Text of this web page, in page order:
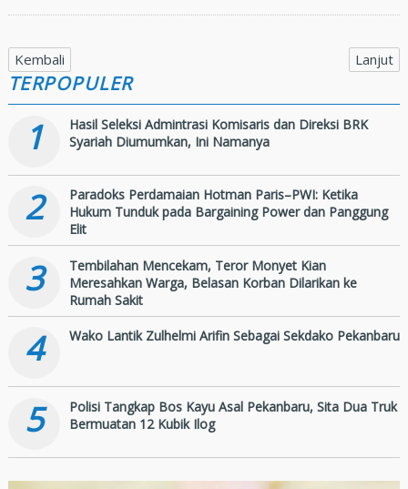
NKRI
Kembali Lanjut
TERPOPULER
1
Hasil Seleksi Admintrasi Komisaris dan Direksi BRK
Syariah Diumumkan, Ini Namanya
2
Paradoks Perdamaian Hotman Paris–PWI: Ketika
Hukum Tunduk pada Bargaining Power dan Panggung
Elit
3
Tembilahan Mencekam, Teror Monyet Kian
Meresahkan Warga, Belasan Korban Dilarikan ke
Rumah Sakit
4 Wako Lantik Zulhelmi Arifin Sebagai Sekdako Pekanbaru
5
Polisi Tangkap Bos Kayu Asal Pekanbaru, Sita Dua Truk
Bermuatan 12 Kubik Ilog